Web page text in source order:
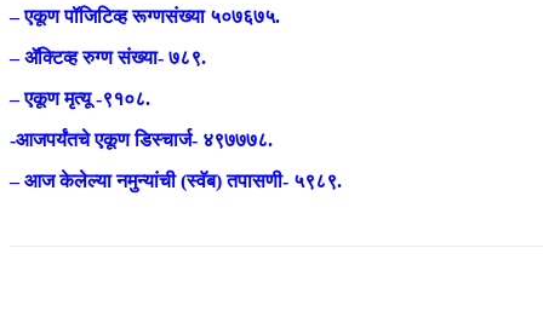
– एकूण पॉजिटिव्ह रूग्णसंख्या ५०७६७५.
– ॲक्टिव्ह रुग्ण संख्या- ७८९.
– एकूण मृत्यू -९१०८.
-आजपर्यंतचे एकूण डिस्चार्ज- ४९७७७८.
– आज केलेल्या नमुन्यांची (स्वॅब) तपासणी- ५९८९.